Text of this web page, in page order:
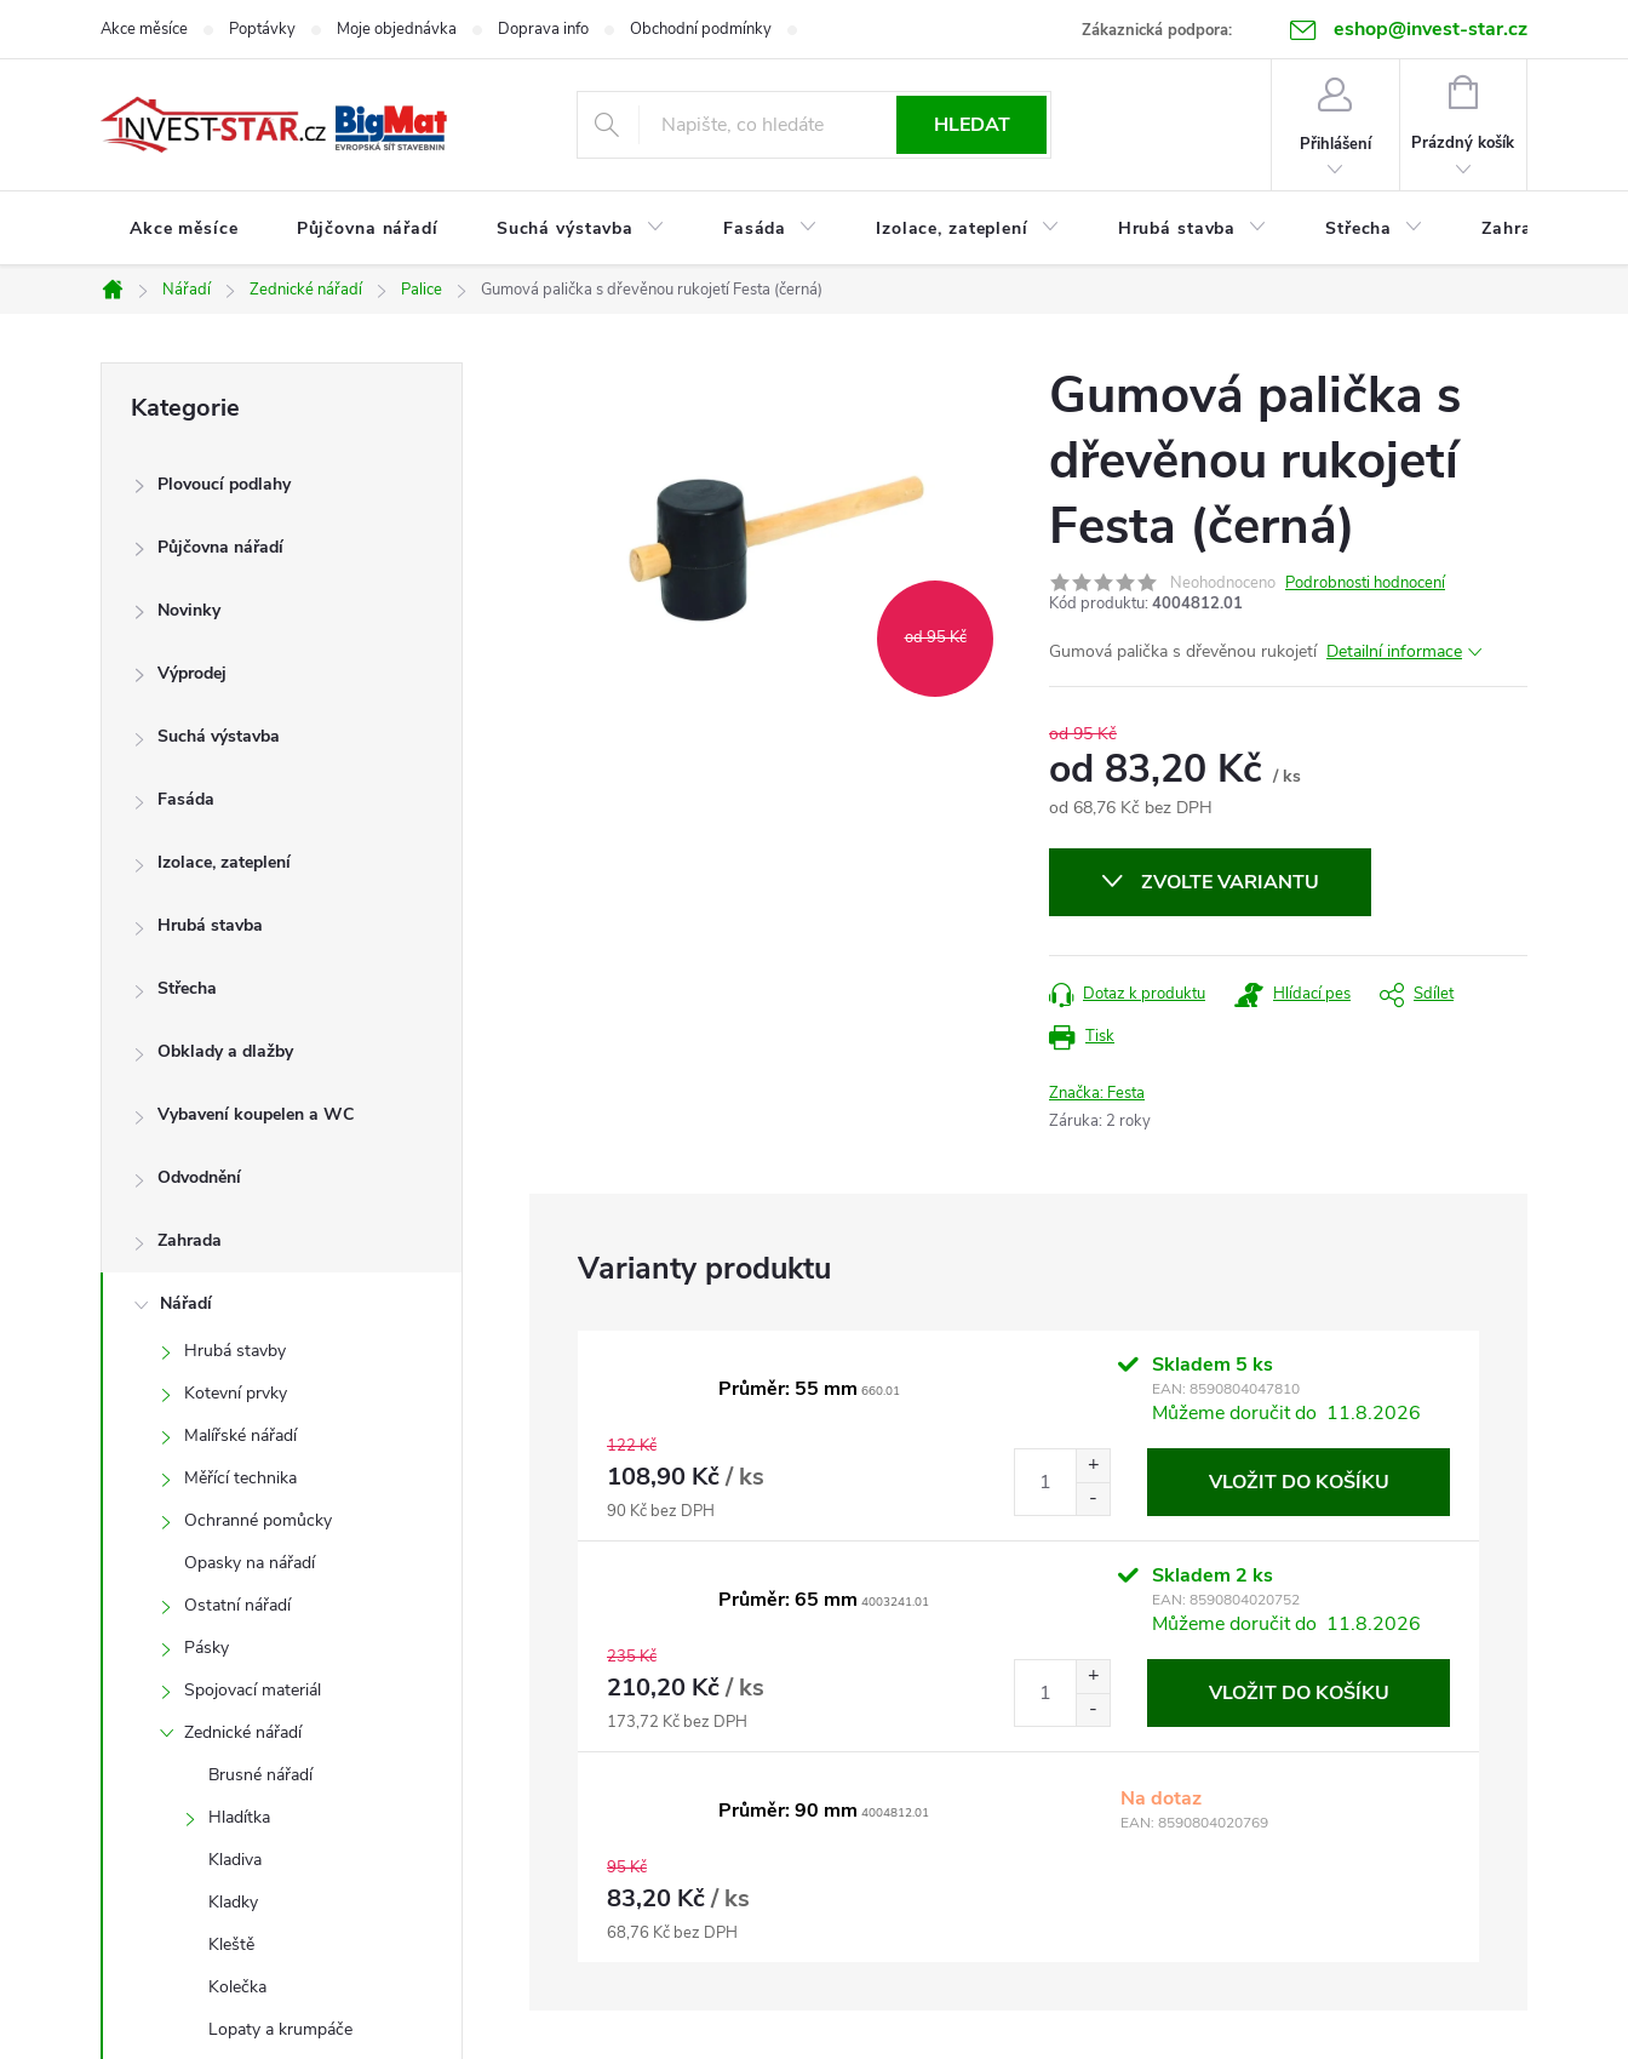
Zákaznická podpora: eshop@invest-star.cz
Akce měsíce Poptávky Moje objednávka Doprava info Obchodní podmínky Kontakt
HLEDAT
Přihlášení
NÁKUPNÍ
Prázdný košík
Akce měsíce Půjčovna nářadí Suchá výstavba Fasáda Izolace, zateplení Hrubá stavba Střecha Zahrada
Domů
Nářadí Zednické nářadí Palice Gumová palička s dřevěnou rukojetí Festa (černá)
kategorie
Kategorie
Plovoucí podlahy
Půjčovna nářadí
Novinky
Výprodej
Suchá výstavba
Fasáda
Izolace, zateplení
Hrubá stavba
Střecha
Obklady a dlažby
Vybavení koupelen a WC
Odvodnění
Zahrada
Nářadí
Hrubá stavby
Kotevní prvky
Malířské nářadí
Měřící technika
Ochranné pomůcky
Opasky na nářadí
Ostatní nářadí
Pásky
Spojovací materiál
Zednické nářadí
Brusné nářadí
Hladítka
Kladiva
Kladky
Kleště
Kolečka
Lopaty a krumpáče
od 95 Kč
Gumová palička s
dřevěnou rukojetí
Festa (černá)
Neohodnoceno Podrobnosti hodnocení
Kód produktu: 4004812.01
Gumová palička s dřevěnou rukojetí Detailní informace
od 95 Kč
od 83,20 Kč / ks
od 68,76 Kč bez DPH
ZVOLTE VARIANTU
Tisk
Dotaz k produktu Hlídací pes Sdílet
Značka: Festa
Záruka: 2 roky
Průměr: 55 mm 660.01
Skladem 5 ks
EAN: 8590804047810
Můžeme doručit do 11.8.2026
122 Kč
108,90 Kč/ ks
90 Kč bez DPH
VLOŽIT DO KOŠÍKU
Průměr: 65 mm 4003241.01
Skladem 2 ks
EAN: 8590804020752
Můžeme doručit do 11.8.2026
235 Kč
210,20 Kč/ ks
173,72 Kč bez DPH
VLOŽIT DO KOŠÍKU
Průměr: 90 mm 4004812.01
Na dotaz
EAN: 8590804020769
95 Kč
83,20 Kč/ ks
68,76 Kč bez DPH